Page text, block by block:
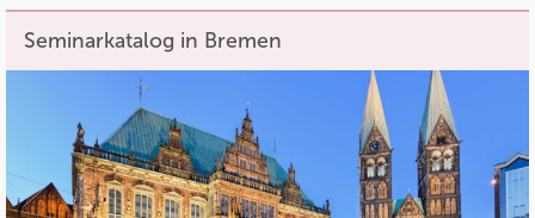
Seminarkatalog in Bremen